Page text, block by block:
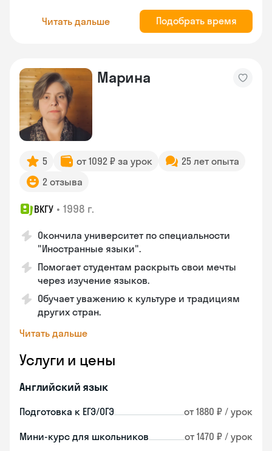
Читать дальше Подобрать время
Марина
5 от 1092 ₽ за урок
25 лет опыта
2 отзыва
ВКГУ • 1998 г.
Окончила университет по специальности
"Иностранные языки".
Помогает студентам раскрыть свои мечты
через изучение языков.
Обучает уважению к культуре и традициям
других стран.
Читать дальше
Услуги и цены
Английский язык
Подготовка к ЕГЭ/ОГЭ от 1880 ₽ / урок
Мини-курс для школьников от 1470 ₽ / урок